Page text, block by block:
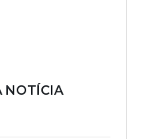
NOTÍCIA